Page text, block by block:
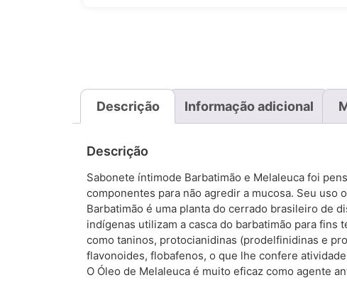
Descrição Informação adicional
Descrição
Sabonete íntimode Barbatimão e Melaleuca foi
componentes para não agredir a mucosa. Seu uso
Barbatimão é uma planta do cerrado brasileiro de
indígenas utilizam a casca do barbatimão para
como taninos, protocianidinas (prodelfinidinas e
flavonoides, flobafenos, o que lhe confere
O Óleo de Melaleuca é muito eficaz como agente